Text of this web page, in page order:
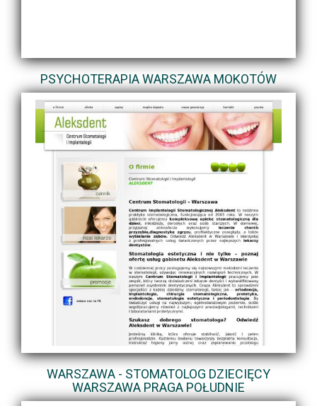
PSYCHOTERAPIA WARSZAWA MOKOTÓW
WARSZAWA - STOMATOLOG DZIECIĘCY
WARSZAWA PRAGA POŁUDNIE